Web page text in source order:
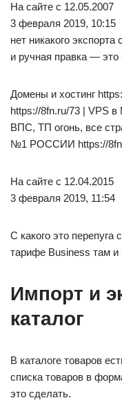
На сайте с 12.05.2007
3 февраля 2019, 10:15
нет никакого
и ручная правка —
Домены и хостинг
https://8fn.ru/73 | VPS
ВПС, ТП огонь, все
№1 РОССИИ https://
На сайте с 12.04.2015
3 февраля 2019, 11:54
С какого это перепуга
тарифе Business там и
Импорт и
каталог
В каталоге товаров
списка товаров в
это сделать.